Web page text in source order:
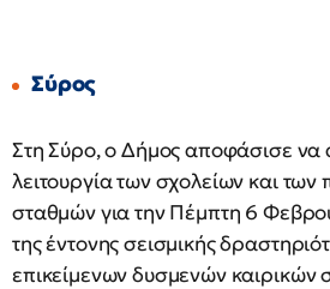
Σύρος
Στη Σύρο, ο Δήμος αποφάσισε να
λειτουργία των σχολείων και των
σταθμών για την Πέμπτη 6
της έντονης σεισμικής
επικείμενων δυσμενών καιρικών